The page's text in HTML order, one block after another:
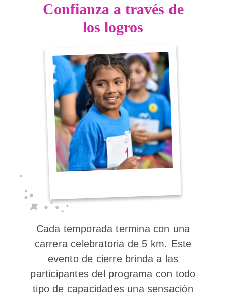
Cada temporada termina con una
carrera celebratoria de 5 km. Este
evento de cierre brinda a las
participantes del programa con todo
tipo de capacidades una sensación
Confianza a través de
los logros